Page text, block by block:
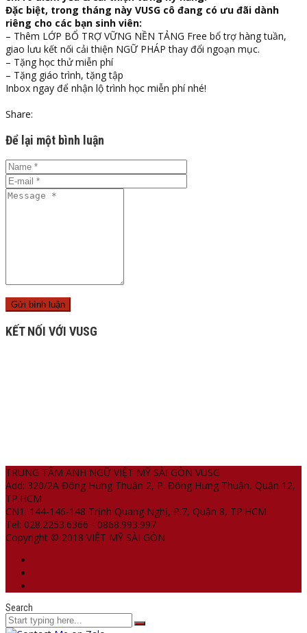
Đặc biệt, trong tháng này VUSG cô đang có ưu đãi dành
riêng cho các bạn sinh viên:
– Thêm LỚP BỔ TRỢ VỮNG NỀN TẢNG Free bổ trợ hàng tuần,
giao lưu kết nối cải thiện NGỮ PHÁP thay đổi ngoạn mục.
– Tặng học thử miễn phí
– Tặng giáo trình, tặng tập
Inbox ngay để nhận lộ trình học miễn phí nhé!
Share:
Để lại một bình luận
KẾT NỐI VỚI VUSG
TRUNG TÂM ANH NGỮ VIỆT MỸ SÀI GÒN VUSG
Add: 320/2A Đông Hưng Thuận 2, P. Đông Hưng Thuận, Quận 12,
TP.HCM
CN1: 144-146-148 Trịnh Quang Nghị, P.7, Quận 8, TP.HCM
Tel: 028.2253.6366 - 0868.993.997
Copyright © 2018 VIỆT MỸ SÀI GÒN
Search